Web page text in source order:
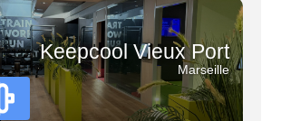
Keepcool Vieux Port
Marseille